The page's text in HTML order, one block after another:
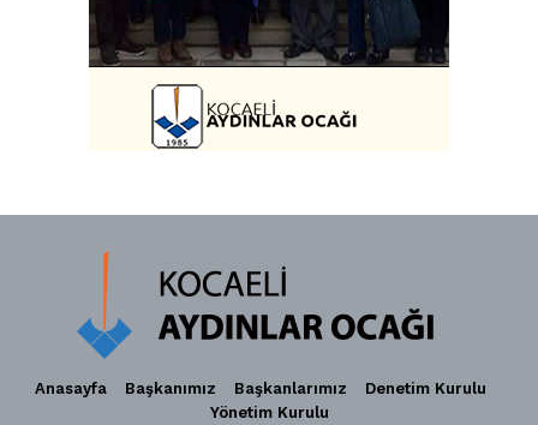
Anasayfa Başkanımız Başkanlarımız
Denetim Kurulu
Yönetim Kurulu